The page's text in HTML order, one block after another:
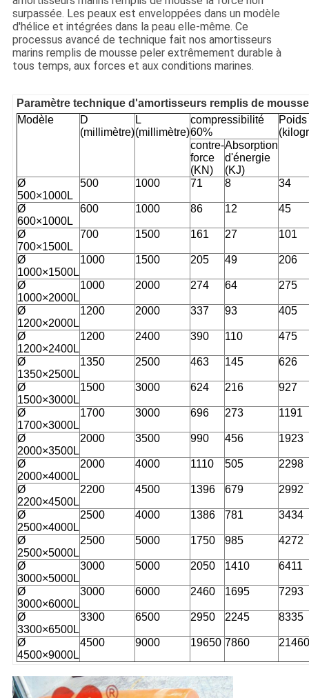
surpassée. Les peaux est enveloppées dans un modèle
d'hélice et intégrées dans la peau elle-même. Ce
processus avancé de technique fait nos amortisseurs
marins remplis de mousse peler extrêmement durable à
tous temps, aux forces et aux conditions marines.
Paramètre technique d'amortisseurs remplis de mousse
Modèle
D
(millimètre)
L
(millimètre)
compressibilité
60%
Poids
contre-
force
(KN)
Absorption
d'énergie
(KJ)
Ø
500×1000L
500 1000 71 8 34
Ø
600×1000L
600 1000 86 12 45
Ø
700×1500L
700 1500 161 27 101
Ø
1000×1500L
1000 1500 205 49 206
Ø
1000×2000L
1000 2000 274 64 275
Ø
1200×2000L
1200 2000 337 93 405
Ø
1200×2400L
1200 2400 390 110 475
Ø
1350×2500L
1350 2500 463 145 626
Ø
1500×3000L
1500 3000 624 216 927
Ø
1700×3000L
1700 3000 696 273 1191
Ø
2000×3500L
2000 3500 990 456 1923
Ø
2000×4000L
2000 4000 1110 505 2298
Ø
2200×4500L
2200 4500 1396 679 2992
Ø
2500×4000L
2500 4000 1386 781 3434
Ø
2500×5000L
2500 5000 1750 985 4272
Ø
3000×5000L
3000 5000 2050 1410 6411
Ø
3000×6000L
3000 6000 2460 1695 7293
Ø
3300×6500L
3300 6500 2950 2245 8335
Ø
4500×9000L
4500 9000 19650 7860 21460